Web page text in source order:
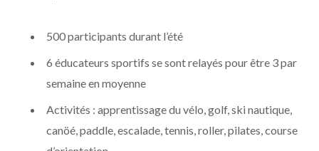
500 participants durant l’été
6 éducateurs sportifs se sont relayés pour être 3 par
semaine en moyenne
Activités : apprentissage du vélo, golf, ski nautique,
canöé, paddle, escalade, tennis, roller, pilates, course